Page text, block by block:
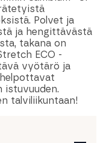
Polvet ja
ja hengittävästä
takana on
ECO -
vyötärö ja
istuvuuden.
talviliikuntaan!